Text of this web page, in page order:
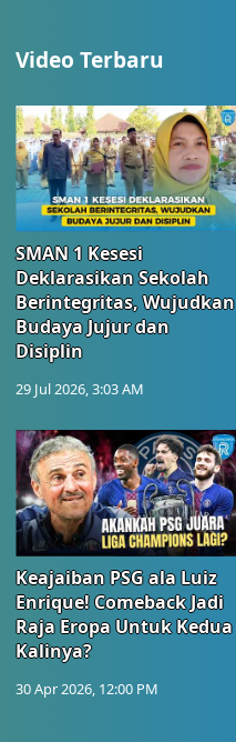
Video Terbaru
SMAN 1 Kesesi
Deklarasikan Sekolah
Berintegritas, Wujudkan
Budaya Jujur dan
Disiplin
29 Jul 2026, 3:03 AM
Keajaiban PSG ala Luiz
Enrique! Comeback Jadi
Raja Eropa Untuk Kedua
Kalinya?
30 Apr 2026, 12:00 PM